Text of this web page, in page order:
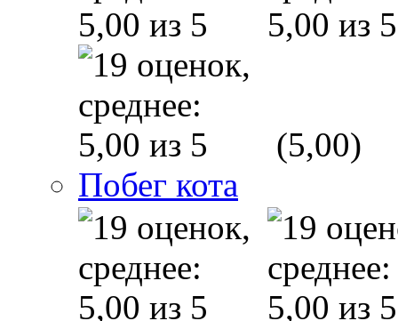
(5,00)
Побег кота